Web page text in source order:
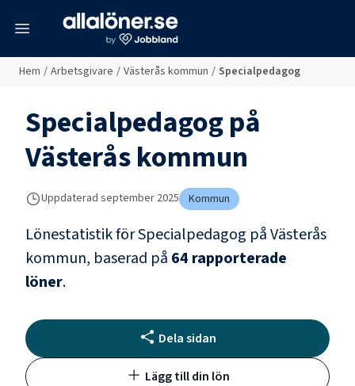
Hem / Arbetsgivare / Västerås kommun / Specialpedagog
Specialpedagogpå
Västerås kommun
Uppdaterad september 2025 Kommun
Lönestatistik förSpecialpedagog påVästerås
kommun, baserad på 64 rapporterade
löner.
Dela sidan
Lägg till din lön